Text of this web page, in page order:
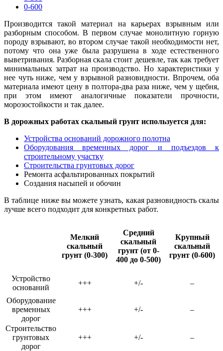
0-600
Производится такой материал на карьерах взрывным или
разборным способом. В первом случае монолитную горную
породу взрывают, во втором случае такой необходимости нет,
потому что она уже была разрушена в ходе естественного
выветривания. Разборная скала стоит дешевле, так как требует
минимальных затрат на производство. Но характеристики у
нее чуть ниже, чем у взрывной разновидности. Впрочем, оба
материала имеют цену в полтора-два раза ниже, чем у щебня,
при этом имеют аналогичные показатели прочности,
морозостойкости и так далее.
В дорожных работах скальный грунт используется для:
Устройства оснований дорожного полотна
Оборудования временных дорог и подъездов к
строительному участку
Строительства грунтовых дорог
Ремонта асфальтированных покрытий
Создания насыпей и обочин
В таблице ниже вы можете узнать, какаяразновидность скалы
лучше всего подходит для конкретных работ.
Мелкий
скальный
грунт (0-300)
Средний
скальный
грунт (от 0-
400 до 0-500)
Крупный
скальный
грунт (0-600)
Устройство
оснований
+++ +/- –
Оборудование
временных
дорог
+++ +/- –
Строительство
грунтовых
дорог
+++ +/- –